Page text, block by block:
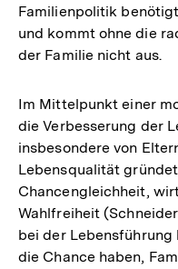
Familienpolitik
und kommt ohne die
der Familie nicht aus.
Im Mittelpunkt einer
die Verbesserung der
insbesondere von
Lebensqualität
Chancengleichheit,
Wahlfreiheit
bei der Lebensführung
die Chance haben,